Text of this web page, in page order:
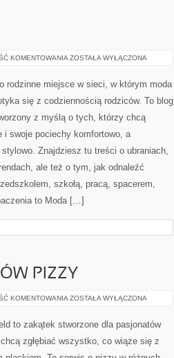
KOMENTOWANIA ODZIEŻ
ZOSTAŁA WYŁĄCZONA
rodzinne miejsce w sieci, w którym moda
się z codziennością rodziców. To blog
z myślą o tych, którzy chcą
i swoje pociechy komfortowo, a
stylowo. Znajdziesz tu treści o ubraniach,
ale też o tym, jak odnaleźć
szkołą, pracą, spacerem,
to Moda […]
PIZZY
KOMENTOWANIA SPOŁECZNOŚĆ
ZOSTAŁA WYŁĄCZONA
to zakątek stworzone dla pasjonatów
zgłębiać wszystko, co wiąże się z